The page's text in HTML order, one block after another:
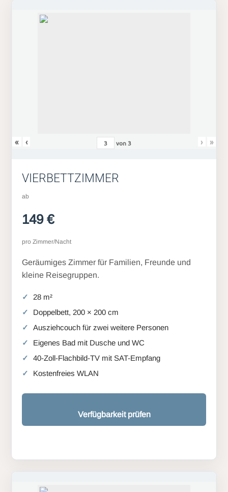
« ‹ von3 › »
VIERBETTZIMMER
ab
149 €
pro Zimmer/Nacht
Geräumiges Zimmer für Familien, Freunde und
kleine Reisegruppen.
28 m²
Doppelbett, 200 × 200 cm
Ausziehcouch für zwei weitere Personen
Eigenes Bad mit Dusche und WC
40-Zoll-Flachbild-TV mit SAT-Empfang
Kostenfreies WLAN
Verfügbarkeit prüfen